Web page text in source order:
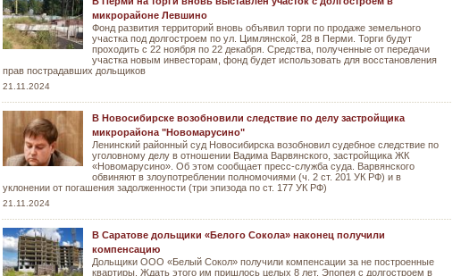
микрорайоне Левшино
Фонд развития территорий вновь объявил торги по продаже земельного
участка под долгостроем по ул. Цимлянской, 28 в Перми. Торги будут
проходить с 22 ноября по 22 декабря. Средства, полученные от передачи
участка новым инвесторам, фонд будет использовать для восстановления
прав пострадавших дольщиков
21.11.2024
В Новосибирске возобновили следствие по делу застройщика
микрорайона "Новомарусино"
Ленинский районный суд Новосибирска возобновил судебное следствие по
уголовному делу в отношении Вадима Варвянского, застройщика ЖК
«Новомарусино». Об этом сообщает пресс-служба суда. Варвянского
обвиняют в злоупотреблении полномочиями (ч. 2 ст. 201 УК РФ) и в
уклонении от погашения задолженности (три эпизода по ст. 177 УК РФ)
21.11.2024
В Саратове дольщики «Белого Сокола» наконец получили
компенсацию
Дольщики ООО «Белый Сокол» получили компенсации за не построенные
квартиры. Ждать этого им пришлось целых 8 лет. Эпопея с долгостроем в